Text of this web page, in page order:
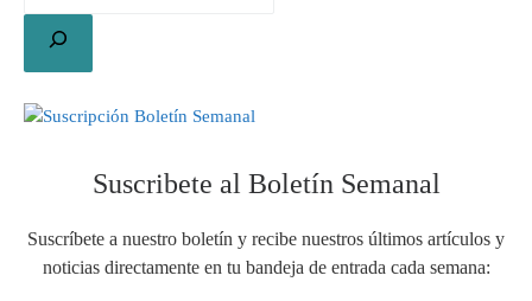
Suscribete al Boletín Semanal
Suscríbete a nuestro boletín y recibe nuestros últimos artículos y
noticias directamente en tu bandeja de entrada cada semana: